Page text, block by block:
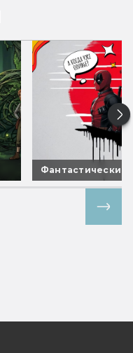
Фантастические